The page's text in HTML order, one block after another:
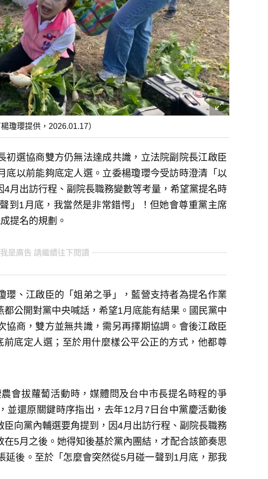
瓊瓔提供，2026.01.17）
初選協商雙方仍無法達成共識，立法院副院長江啟臣
底以前能夠底定人選。立委楊瓊瓔今受訪時澄清「以
月出訪行程、副院長職務變數等考量，希望黨提名時
到1月底，我當然是非常錯愕」！但她會尊重黨主席
提名的規劃。
我是廣告 請繼續往下閱讀
瓔、江啟臣的「姐弟之爭」，藍營支持者為提名作業
公開對黨中央喊話，希望1月底能有結果。國民黨中
協商，雙方並無共識，需另再擇期協調。會後江啟臣
底定人選；至於用什麼樣公平公正的方式，他都尊
會拔蘿蔔活動時，媒體問及台中市長提名時程的爭
並還原關鍵時序指出，去年12月7日台中黨慶活動後
向黨內輔選要角提到，因4月出訪行程、副院長職務
5月之後。她得知後基於黨內團結，才配合該節奏思
延後。至於「怎麼會突然從5月碰一聲到1月底，那我